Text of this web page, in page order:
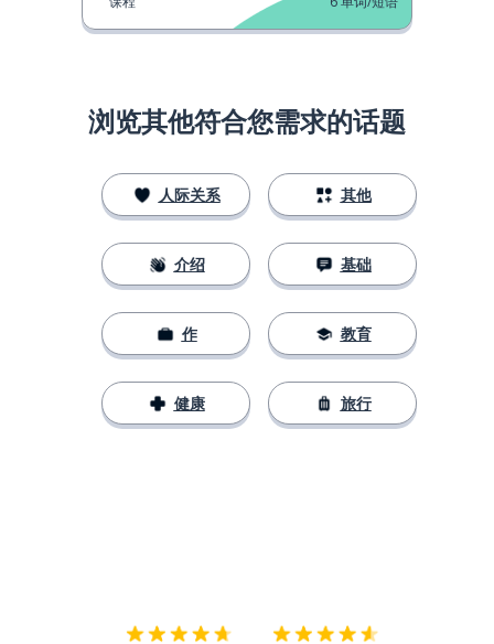
浏览其他符合您需求的话题
人际关系
介绍
作
健康
其他
基础
教育
旅行